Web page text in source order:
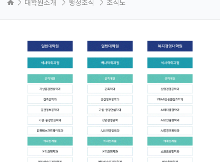
대학원소개 행정조직 조직도